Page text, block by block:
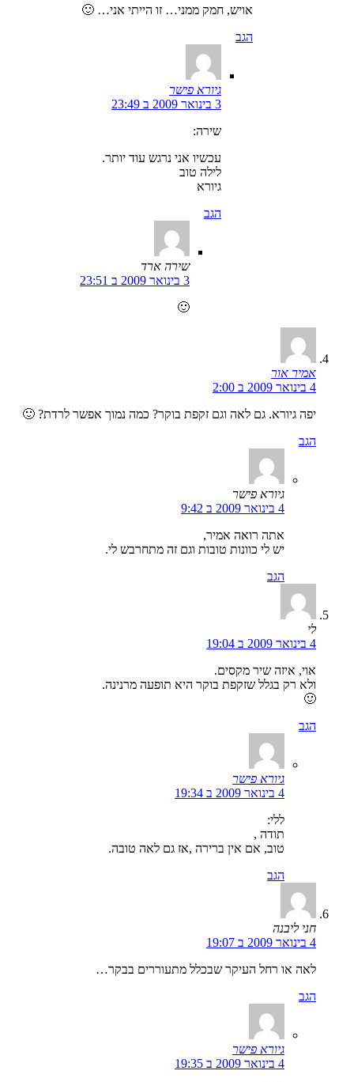
אויש, חמק ממני… זו הייתי אני… 🙂
הגב
גיורא פישר
3 בינואר 2009 ב 23:49
שירה:
עכשיו אני נרגש עוד יותר.
לילה טוב
גיורא
הגב
שירה ארד
3 בינואר 2009 ב 23:51
🙂
אמיר אור
4 בינואר 2009 ב 2:00
יפה גיורא. גם לאה וגם זקפת בוקר? כמה נמוך אפשר לרדת? 🙂
הגב
גיורא פישר
4 בינואר 2009 ב 9:42
אתה רואה אמיר,
יש לי כוונות טובות וגם זה מתחרבש לי.
הגב
לי
4 בינואר 2009 ב 19:04
אוי, איזה שיר מקסים.
ולא רק בגלל שזקפת בוקר היא תופעה מרנינה.
🙂
הגב
גיורא פישר
4 בינואר 2009 ב 19:34
ללי:
תודה ,
טוב, אם אין ברירה ,אז גם לאה טובה.
הגב
חני ליבנה
4 בינואר 2009 ב 19:07
לאה או רחל העיקר שבכלל מתעוררים בבקר…
הגב
גיורא פישר
4 בינואר 2009 ב 19:35